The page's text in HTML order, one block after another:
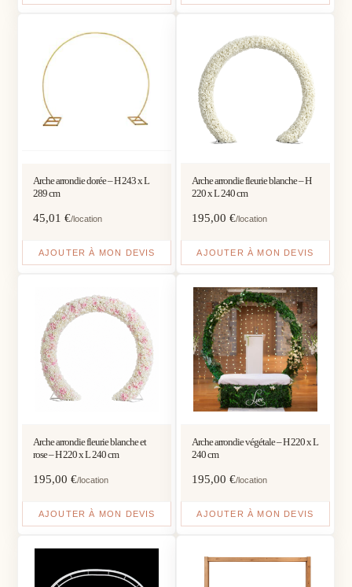
Arche arrondie dorée – H 243 x L
289 cm
45,01€/location
AJOUTER À MON DEVIS
Arche arrondie fleurie blanche – H
220 x L 240 cm
195,00 €/location
AJOUTER À MON DEVIS
Arche arrondie fleurie blanche et
rose – H 220 x L 240 cm
195,00€/location
AJOUTER À MON DEVIS
Arche arrondie végétale – H 220 x L
240 cm
195,00 €/location
AJOUTER À MON DEVIS